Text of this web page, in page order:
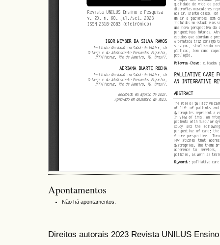
Apontamentos
Não há apontamentos.
Direitos autorais 2023 Revista UNILUS